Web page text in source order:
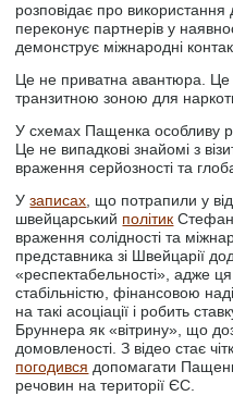
розповідає про
переконує партнерів у
демонструє міжнародні
Це не приватна авантюра. Це
транзитною зоною для
У схемах Пащенка особливу
Це не випадкові знайомі з
враження серйозності та
Узаписах, що потрапили у
швейцарський політик Стефан
враження солідності та
представника зі Швейцарії
«респектабельності», адже ця
стабільністю, фінансовою
на такі асоціації і робить
Бруннера як «вітрину», що
домовленості. З відео стає
погодився допомагати
речовин на території ЄС.